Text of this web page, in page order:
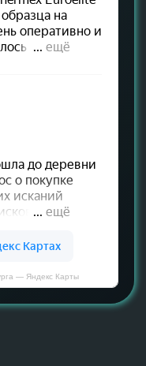
— Яндекс Карты